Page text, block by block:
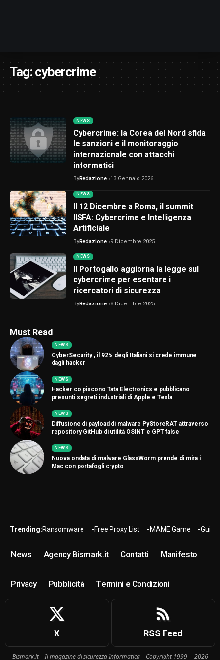
Tag:cybercrime
NEWS
Cybercrime: la Corea del Nord sfida
le sanzioni e il monitoraggio
internazionale con attacchi
informatici
ByRedazione 13 Gennaio 2026
NEWS
Il 12 Dicembre a Roma, il summit
IISFA: Cybercrime e Intelligenza
Artificiale
ByRedazione 9 Dicembre 2025
NEWS
Il Portogallo aggiorna la legge sul
cybercrime per esentare i
ricercatori di sicurezza
ByRedazione 8 Dicembre 2025
Must Read
NEWS
CyberSecurity , il 92% degli Italiani si crede immune
dagli hacker
NEWS
Hacker colpiscono Tata Electronics e pubblicano
presunti segreti industriali di Apple e Tesla
NEWS
Diffusione di payload di malware PyStoreRAT attraverso
repository GitHub di utilità OSINT e GPT false
NEWS
Nuova ondata di malware GlassWorm prende di mira i
Mac con portafogli crypto
Trending:Ransomware Free Proxy List MAME Game Guide
News Agency Bismark.it Contatti Manifesto
Privacy Pubblicità Termini e Condizioni
X RSS Feed
Bismark.it – Il magazine di sicurezza Informatica – Copyright 1999 – 2026